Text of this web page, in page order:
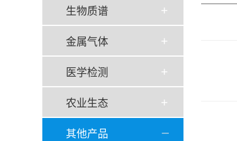
生物质谱
金属气体
医学检测
农业生态
其他产品